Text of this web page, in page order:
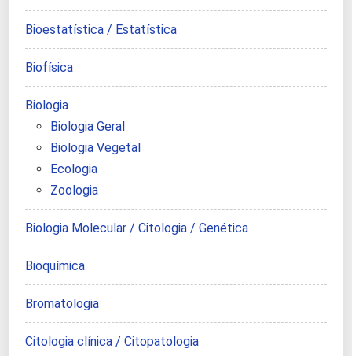
Bioestatística / Estatística
Biofísica
Biologia
Biologia Geral
Biologia Vegetal
Ecologia
Zoologia
Biologia Molecular / Citologia / Genética
Bioquímica
Bromatologia
Citologia clínica / Citopatologia